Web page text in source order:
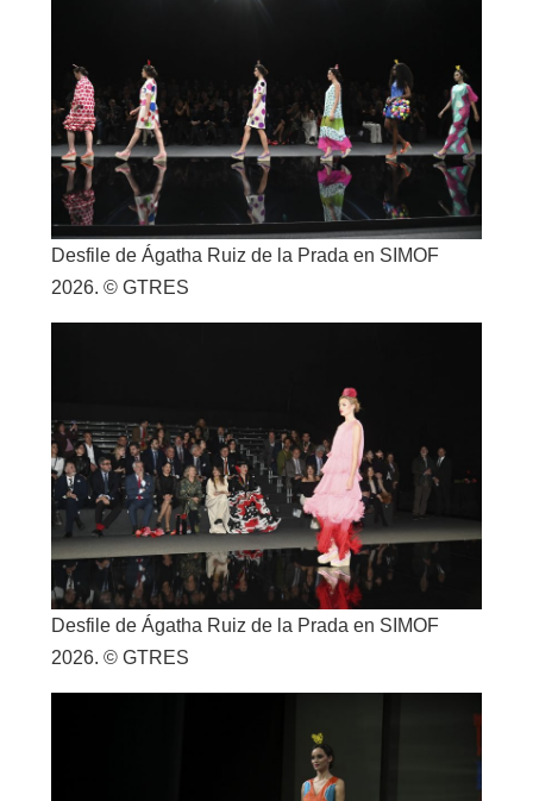
Desfile de Ágatha Ruiz de la Prada en SIMOF
2026. © GTRES
Desfile de Ágatha Ruiz de la Prada en SIMOF
2026. © GTRES